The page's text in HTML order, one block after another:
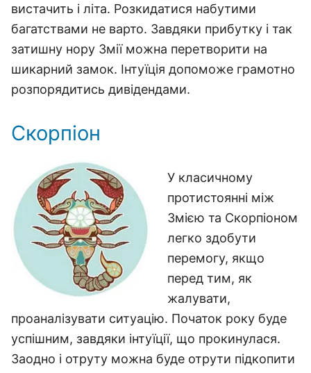
вистачить і літа. Розкидатися набутими
багатствами не варто. Завдяки прибутку і так
затишну нору Змії можна перетворити на
шикарний замок. Інтуїція допоможе грамотно
розпорядитись дивідендами.
Скорпіон
У класичному
протистоянні між
Змією та Скорпіоном
легко здобути
перемогу, якщо
перед тим, як
жалувати,
проаналізувати ситуацію. Початок року буде
успішним, завдяки інтуїції, що прокинулася.
Заодно і отруту можна буде отрути підкопити